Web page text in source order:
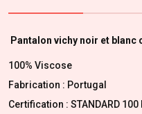
Pantalon vichy noir et blanc
100% Viscose
Fabrication : Portugal
Certification : STANDARD 100